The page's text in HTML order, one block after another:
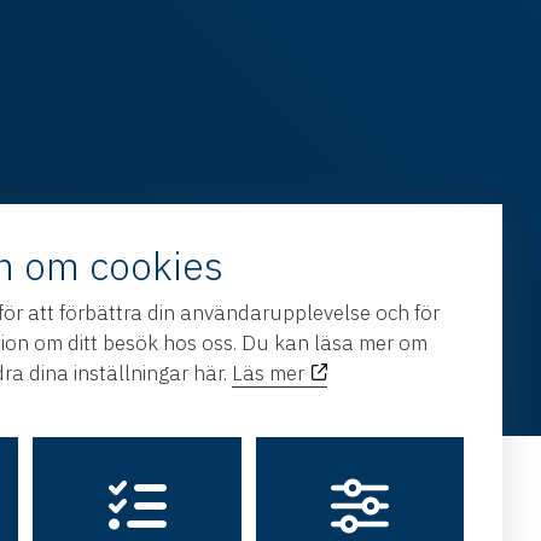
utveckling avHamrén
om cookies
att förbättra din användarupplevelse och för
om ditt besök hos oss. Du kan läsa mer om
dina inställningar här. Läs mer